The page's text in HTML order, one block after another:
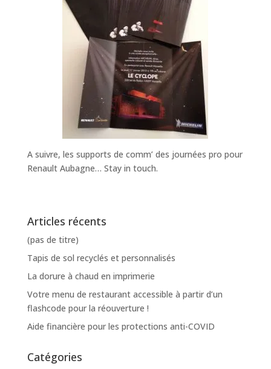
A suivre, les supports de comm’ des journées pro pour
Renault Aubagne… Stay in touch.
Articles récents
(pas de titre)
Tapis de sol recyclés et personnalisés
La dorure à chaud en imprimerie
Votre menu de restaurant accessible à partir d’un
flashcode pour la réouverture !
Aide financière pour les protections anti-COVID
Catégories